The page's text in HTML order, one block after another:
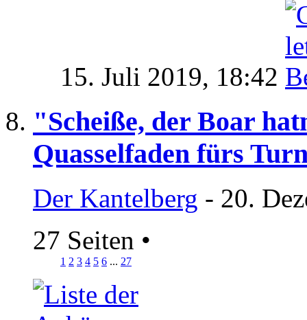
15. Juli 2019, 18:42
"Scheiße, der Boar
Quasselfaden fürs
Der Kantelberg - 20.
27 Seiten •
1 2 3 4 5 6 ... 27